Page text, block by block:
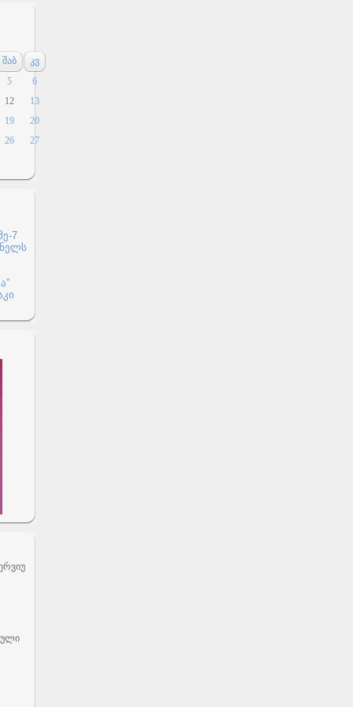
შაბ
კვ
5
6
12
13
19
20
26
27
7